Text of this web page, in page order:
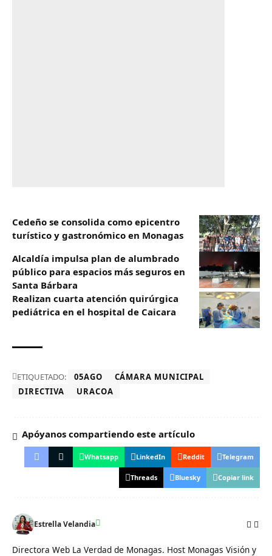
Cedeño se consolida como epicentro
turístico y gastronómico en Monagas
Alcaldía impulsa plan de alumbrado
público para espacios más seguros en
Santa Bárbara
Realizan cuarta atención quirúrgica
pediátrica en el hospital de Caicara
ETIQUETADO: 05AGO
CÁMARA MUNICIPAL
DIRECTIVA
URACOA
Apóyanos compartiendo este artículo
Whatsapp LinkedIn Reddit Telegram
Threads Bluesky Copiar link
Estrella Velandia
Directora Web La Verdad de Monagas. Host Monagas Visión y